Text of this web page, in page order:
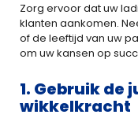
Zorg ervoor dat uw
klanten aankomen.
of de leeftijd van uw
om uw kansen op
1. Gebruik de
wikkelkracht